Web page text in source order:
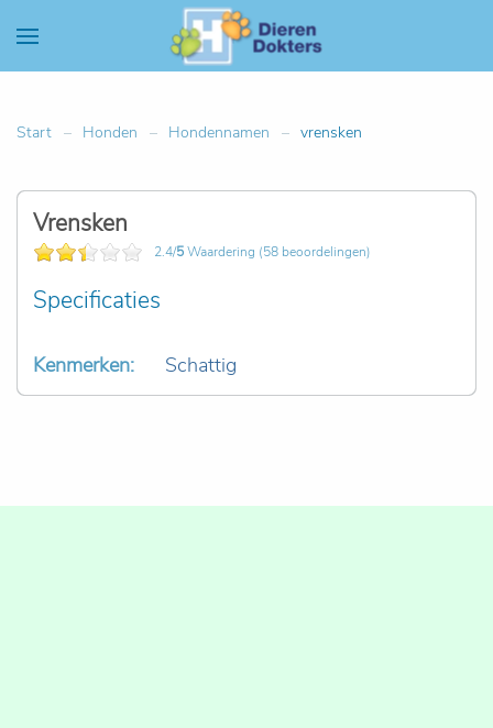
Start Honden Hondennamen vrensken
Vrensken
2.4/5Waardering (58 beoordelingen)
Specificaties
Kenmerken: Schattig